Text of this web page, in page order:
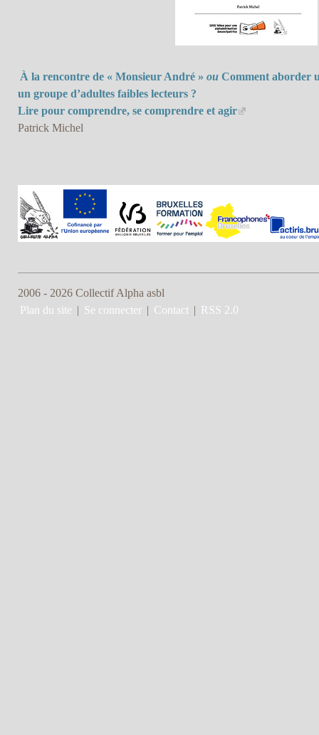
À la rencontre de « Monsieur André » ou Comment aborder
un groupe d’adultes faibles lecteurs ?
Lire pour comprendre, se comprendre et agir
Patrick Michel
2006 - 2026 Collectif Alpha asbl
Plan du site
Se connecter Contact RSS 2.0